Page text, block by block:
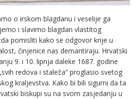
o irskom blagdanu i veselije ga
i slavimo blagdan vlastitog
pomisliti kako se odgovor krije u
činjenice nas demantiraju. Hrvatski
9. i 10. lipnja daleke 1687. godine
redova i staleža“ proglasio svetog
kraljevstva. Kako bi bili sigurni da ta
biskupi su na svom zasjedanju u